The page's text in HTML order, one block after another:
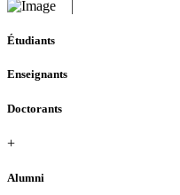
Étudiants
Enseignants
Doctorants
+
Alumni